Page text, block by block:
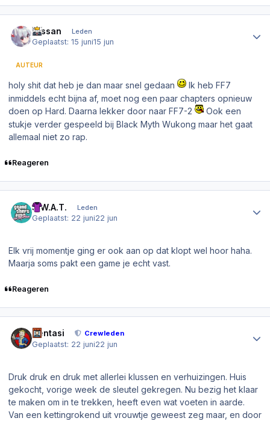
Nissan Leden
Geplaatst:15 juni15 jun
AUTEUR
holy shit dat heb je dan maar snel gedaan
Ik heb FF7
inmiddels echt bijna af, moet nog een paar chapters opnieuw
doen op Hard. Daarna lekker door naar FF7-2
Ook een
stukje verder gespeeld bij Black Myth Wukong maar het gaat
allemaal niet zo rap.
Reageren
S.W.A.T. Leden
Geplaatst: 22 juni22 jun
Elk vrij momentje ging er ook aan op dat klopt wel hoor haha.
Maarja soms pakt een game je echt vast.
Reageren
Sentasi Crewleden
Geplaatst: 22 juni22 jun
Druk druk en druk met allerlei klussen en verhuizingen. Huis
gekocht, vorige week de sleutel gekregen. Nu bezig het klaar
te maken om in te trekken, heeft even wat voeten in aarde.
Van een kettingrokend uit vrouwtje geweest zeg maar, en door